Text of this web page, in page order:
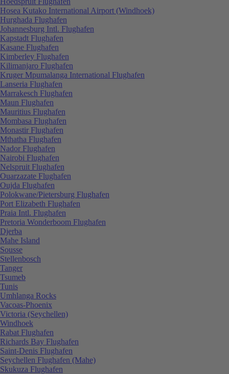
Hosea Kutako International Airport (Windhoek)
Hurghada Flughafen
Johannesburg Intl. Flughafen
Kapstadt Flughafen
Kasane Flughafen
Kimberley Flughafen
Kilimanjaro Flughafen
Kruger Mpumalanga International Flughafen
Lanseria Flughafen
Marrakesch Flughafen
Maun Flughafen
Mauritius Flughafen
Mombasa Flughafen
Monastir Flughafen
Mthatha Flughafen
Nador Flughafen
Nairobi Flughafen
Nelspruit Flughafen
Ouarzazate Flughafen
Oujda Flughafen
Polokwane/Pietersburg Flughafen
Port Elizabeth Flughafen
Praia Intl. Flughafen
Pretoria Wonderboom Flughafen
Djerba
Mahe Island
Sousse
Stellenbosch
Tanger
Tsumeb
Tunis
Umhlanga Rocks
Vacoas-Phoenix
Victoria (Seychellen)
Windhoek
Rabat Flughafen
Richards Bay Flughafen
Saint-Denis Flughafen
Seychellen Flughafen (Mahe)
Skukuza Flughafen